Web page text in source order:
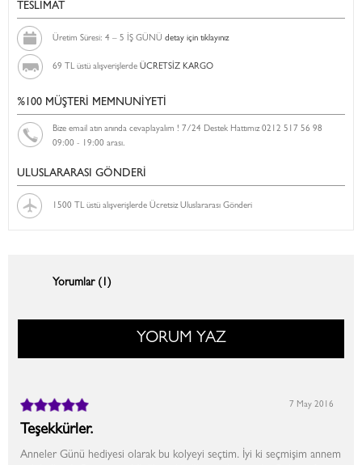
TESLİMAT
Üretim Süresi: 4 – 5 İŞ GÜNÜ detay için tıklayınız
69 TL üstü alışverişlerde ÜCRETSİZ KARGO
%100 MÜŞTERİ MEMNUNİYETİ
Bize email atın anında cevaplayalım ! 7/24 Destek Hattımız 0212 517 56 98
09:00 - 19:00 arası.
ULUSLARARASI GÖNDERİ
1500 TL üstü alışverişlerde Ücretsiz Uluslararası Gönderi
Yorumlar (1)
YORUM YAZ
Teşekkürler.
Anneler Günü hediyesi olarak bu kolyeyi seçtim. İyi ki seçmişim annem
7 May 2016